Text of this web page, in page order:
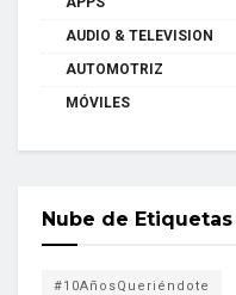
AUDIO & TELEVISION
AUTOMOTRIZ
MÓVILES
Nube de Etiquetas
#10AñosQueriéndote